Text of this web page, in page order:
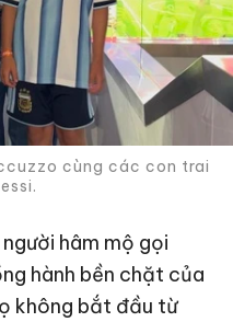
cùng các con trai
hâm mộ gọi
hành bền chặt của
không bắt đầu từ